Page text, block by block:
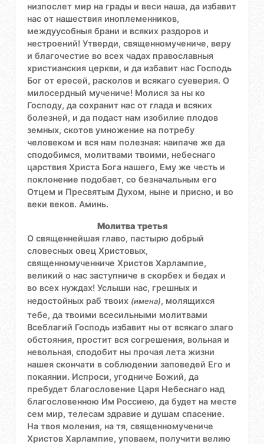
низпослет мир на грады и веси наша, да избавит
нас от нашествия иноплеменников,
междуусобныя брани и всяких раздоров и
нестроений! Утверди, священномучениче, веру
и благочестие во всех чадах православныя
христианския церкви, и да избавит нас Господь
Бог от ересей, расколов и всякаго суеверия. О
милосердный мучениче! Молися за ны ко
Господу, да сохранит нас от глада и всяких
болезней, и да подаст нам изобилие плодов
земных, скотов умножение на потребу
человеком и вся нам полезная: наипаче же да
сподобимся, молитвами твоими, небеснаго
царствия Христа Бога нашего, Ему же честь и
поклонение подобает, со безначальным его
Отцем и Пресвятым Духом, ныне и присно, и во
веки веков. Аминь.
Молитва третья
О священнейшая главо, пастырю добрый
словесных овец Христовых,
священномученниче Христов Харлампие,
великий о нас заступниче в скорбех и бедах и
во всех нуждах! Услыши нас, грешных и
недостойных раб твоих (имена), молящихся
тебе, да твоими всесильными молитвами
Всеблагий Господь избавит ны от всякаго злаго
обстояния, простит вся согрешения, вольная и
невольная, сподобит ны прочая лета жизни
нашея скончати в соблюдении заповедей Его и
покаянии. Испроси, угодниче Божий, да
пребудет благословение Царя Небеснаго над
благословенною Им Россиею, да будет на месте
сем мир, телесам здравие и душам спасение.
На твоя моления, на тя, священномучениче
Христов Харлампие, уповаем, получити велию